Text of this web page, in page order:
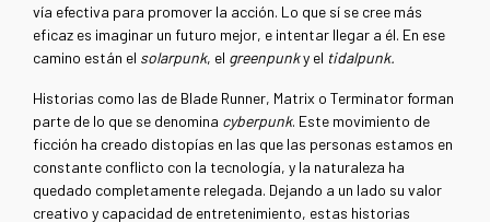
vía efectiva para promover la acción. Lo que sí se cree más
eficaz es imaginar un futuro mejor, e intentar llegar a él. En ese
camino están el solarpunk, el greenpunky el tidalpunk.
Historias como las de Blade Runner, Matrix o Terminator forman
parte de lo que se denomina cyberpunk. Este movimiento de
ficción ha creado distopías en las que las personas estamos en
constante conflicto con la tecnología, y la naturaleza ha
quedado completamente relegada. Dejando a un lado su valor
creativo y capacidad de entretenimiento, estas historias